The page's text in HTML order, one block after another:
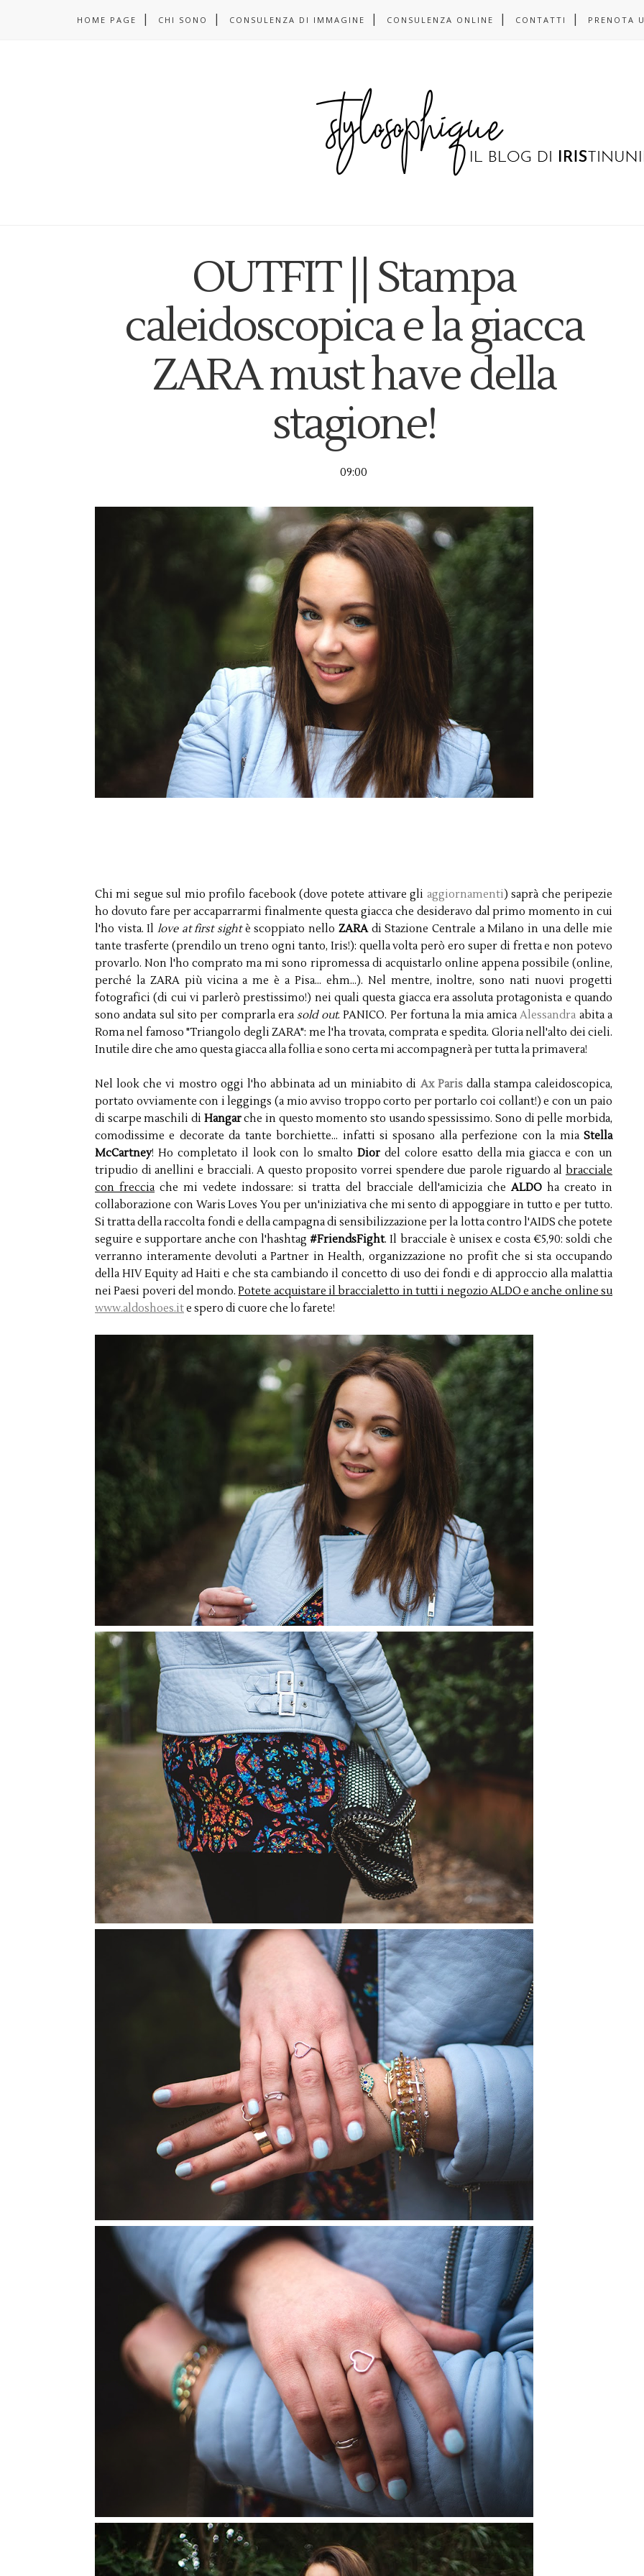
HOME PAGE CHI SONO CONSULENZA DI IMMAGINE CONSULENZA ONLINE CONTATTI PRENOTA
OUTFIT || Stampa
caleidoscopica e la giacca
ZARA must have della
stagione!
09:00
Chi mi segue sul mio profilo facebook (dove potete attivare gli aggiornamenti) saprà che peripezie
ho dovuto fare per accaparrarmi finalmente questa giacca che desideravo dal primo momento in cui
l'ho vista. Illove at first sightè scoppiato nello ZARAdi Stazione Centrale a Milano in una delle mie
tante trasferte (prendilo un treno ogni tanto, Iris!): quella volta però ero super di fretta e non potevo
provarlo. Non l'ho comprato ma mi sono ripromessa di acquistarlo online appena possibile (online,
perché la ZARA più vicina a me è a Pisa... ehm...). Nel mentre, inoltre, sono nati nuovi progetti
fotografici (di cui vi parlerò prestissimo!) nei quali questa giacca era assoluta protagonista e quando
sono andata sul sito per comprarla era sold out. PANICO. Per fortuna la mia amicaAlessandra abita a
Roma nel famoso "Triangolo degli ZARA": me l'ha trovata, comprata e spedita. Gloria nell'alto dei cieli.
Inutile dire che amo questa giacca alla follia e sono certa mi accompagnerà per tutta la primavera!
Nel look che vi mostro oggi l'ho abbinata ad un miniabito di Ax Parisdalla stampa caleidoscopica,
portato ovviamente con i leggings (a mio avviso troppo corto per portarlo coi collant!) e con un paio
di scarpe maschili di Hangarche in questo momento sto usando spessissimo. Sono di pelle morbida,
comodissime e decorate da tante borchiette... infatti si sposano alla perfezione con la mia Stella
McCartney! Ho completato il look con lo smalto Dior del colore esatto della mia giacca e con un
tripudio di anellini e bracciali. A questo proposito vorrei spendere due parole riguardo al bracciale
con freccia che mi vedete indossare: si tratta del bracciale dell'amicizia che ALDOha creato in
collaborazione con Waris Loves You per un'iniziativa che mi sento di appoggiare in tutto e per tutto.
Si tratta della raccolta fondi e della campagna di sensibilizzazione per la lotta contro l'AIDS che potete
seguire e supportare anche con l'hashtag#FriendsFight. Il bracciale è unisex e costa €5,90: soldi che
verranno interamente devoluti a Partner in Health, organizzazione no profit che si sta occupando
della HIV Equity ad Haiti e che sta cambiando il concetto di uso dei fondi e di approccio alla malattia
nei Paesi poveri del mondo.Potete acquistare il braccialetto in tutti i negozio ALDO e anche online su
www.aldoshoes.ite spero di cuore che lo farete!